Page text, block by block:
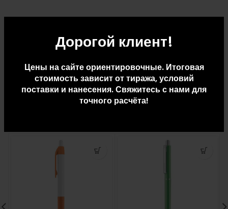
Дорогой клиент!
Цены на сайте ориентировочные. Итоговая
стоимость зависит от тиража, условий
поставки и нанесения. Свяжитесь с нами для
точного расчёта!
ДОПОЛНИТЕЛЬНАЯ ИНФОРМАЦИЯ
ДОСТАВКА И ОПЛАТА